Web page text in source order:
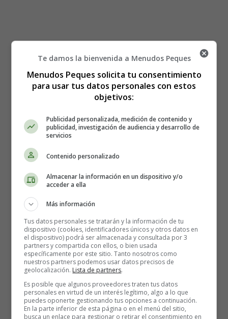
Está aquí:Inicio
Recursos Educativos
Fichas Didácticas Infantil y Ejercicios Primaria,
Secundaria
Primeras Operaciones
Sumas y restas 17
Sumas y restas 17
Primeras operaciones:
y Restas
Recursos educativos-Fichas didácticas
Iniciación a las restas
Restas fáciles con dibujos para los niños que
están empezando a restar.
Te damos la bienvenida a Menudos Peques
Menudos Peques solicita tu consentimiento
para usar tus datos personales con estos
objetivos:
Publicidad personalizada, medición de contenido y
publicidad, investigación de audiencia y desarrollo de
servicios
Contenido personalizado
Almacenar la información en un dispositivo y/o
acceder a ella
Más información
Tus datos personales se tratarán y la información de tu
dispositivo (cookies, identificadores únicos y otros datos en
el dispositivo) podrá ser almacenada y consultada por 3
partners y compartida con ellos, o bien usada
específicamente por este sitio. Tanto nosotros como
nuestros partners podemos usar datos precisos de
geolocalización. Lista de partners.
Es posible que algunos proveedores traten tus datos
personales en virtud de un interés legítimo, algo a lo que
puedes oponerte gestionando tus opciones a continuación.
En la parte inferior de esta página o en el menú del sitio,
busca un enlace para gestionar o retirar el consentimiento en